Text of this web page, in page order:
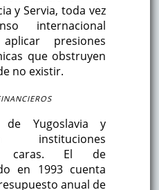
y Servia, toda vez
internacional
presiones
que obstruyen
no existir.
de Yugoslavia y
instituciones
caras. El de
en 1993 cuenta
anual de